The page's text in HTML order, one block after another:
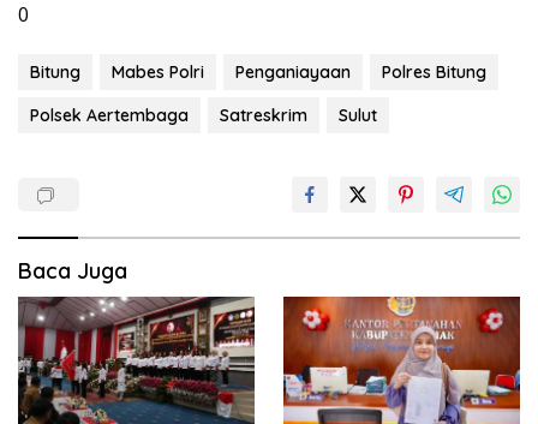
0
Bitung Mabes Polri Penganiayaan
Polres Bitung
Polsek Aertembaga
Satreskrim Sulut
Baca Juga